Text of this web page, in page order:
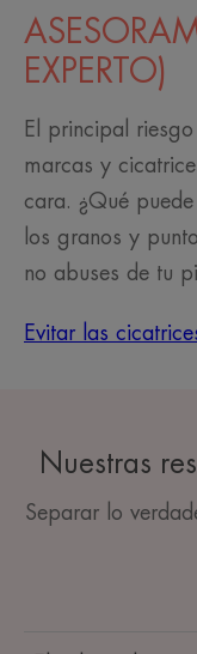
EXPERTO)
El principal
marcas y
cara. ¿Qué
los granos y
no abuses de tu
Evitar las
Nuestras
Separar lo